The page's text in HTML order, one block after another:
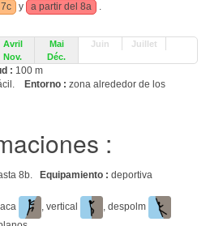
y a partir del 8a
.
Avril Mai Juin
Juillet
Nov. Déc.
: 100 m
Entorno : zona alrededor de los
:
8b. Equipamiento : deportiva
, vertical
, despolm